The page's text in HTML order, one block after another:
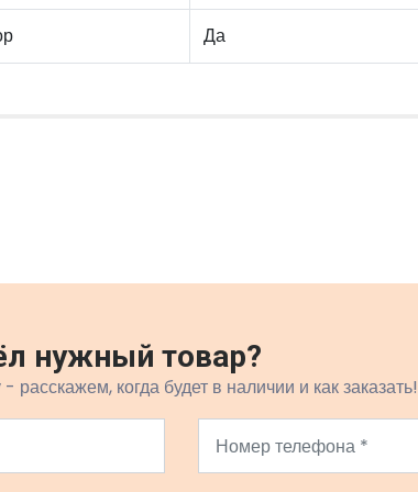
Да
нужный товар?
расскажем, когда будет в наличии и как заказать!